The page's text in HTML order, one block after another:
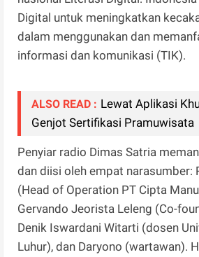
Digital untuk meningkatkan
dalam menggunakan dan
informasi dan komunikasi (TIK).
ALSO READ : Lewat Aplikasi
Genjot Sertifikasi Pramuwisata
Penyiar radio Dimas Satria
dan diisi oleh empat narasumber:
(Head of Operation PT Cipta
Gervando Jeorista Leleng (Co-
Denik Iswardani Witarti (dosen
Luhur), dan Daryono (wartawan).